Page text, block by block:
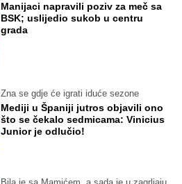
Manijaci napravili poziv za meč sa
BSK; uslijedio sukob u centru
grada
Zna se gdje će igrati iduće sezone
Mediji u Španiji jutros objavili ono
što se čekalo sedmicama: Vinicius
Junior je odlučio!